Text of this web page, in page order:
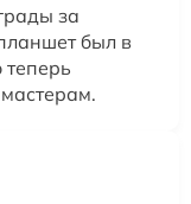
за
был в
теперь